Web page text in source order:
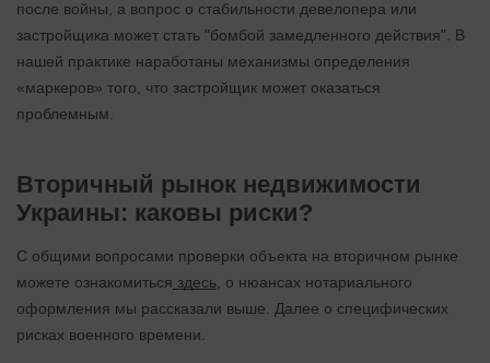
после войны, а вопрос о стабильности девелопера или
застройщика может стать "бомбой замедленного действия". В
нашей практике наработаны механизмы определения
«маркеров» того, что застройщик может оказаться
проблемным.
Вторичный рынок недвижимости
Украины: каковы риски?
С общими вопросами проверки объекта на вторичном рынке
можете ознакомиться здесь , о нюансах нотариального
оформления мы рассказали выше. Далее о специфических
рисках военного времени.